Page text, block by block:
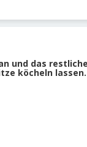
und das
köcheln